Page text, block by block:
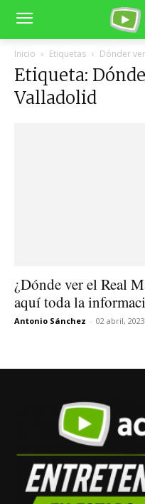
Inicio Etiquetas Dónder
Etiqueta:
Valladolid
¿Dónde ver el Real
aquí toda la
Antonio Sánchez - 02 abril,